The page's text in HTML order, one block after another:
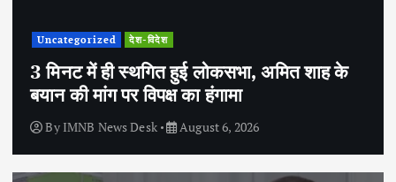
Uncategorized देश-विदेश
3 मिनट में ही स्थगित हुई लोकसभा, अमित शाह के
बयान की मांग पर विपक्ष का हंगामा
By IMNB News Desk August 6, 2026